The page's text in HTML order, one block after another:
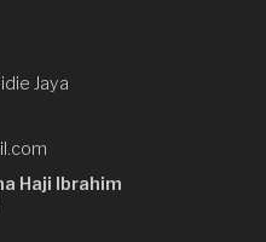
Jaya
Haji Ibrahim